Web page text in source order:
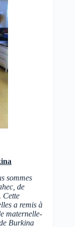
sommes
de
Cette
a remis à
maternelle-
Burkina